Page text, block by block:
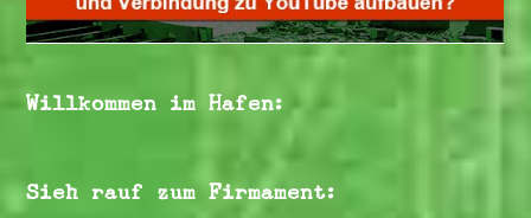
Willkommen im Hafen:
Sieh rauf zum Firmament: